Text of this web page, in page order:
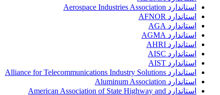
استاندارد Aerospace Industries Association
استاندارد AFNOR
استاندارد AGA
استاندارد AGMA
استاندارد AHRI
استاندارد AISC
استاندارد AIST
استاندارد Alliance for Telecommunications Industry Solutions
استاندارد Aluminum Association
استاندارد American Association of State Highway and